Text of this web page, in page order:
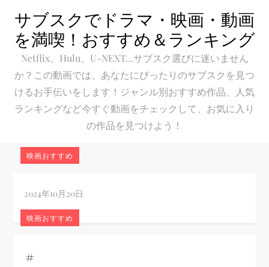
content
サブスクでドラマ・映画・動画
を満喫！おすすめ＆ランキング
Netflix、Hulu、U-NEXT…サブスク選びに迷いません
か？この動画では、あなたにぴったりのサブスクを見つ
けるお手伝いをします！ジャンル別おすすめ作品、人気
ランキングなど今すぐ動画をチェックして、お気に入り
の作品を見つけよう！
映画おすすめ
映画おすすめ
#